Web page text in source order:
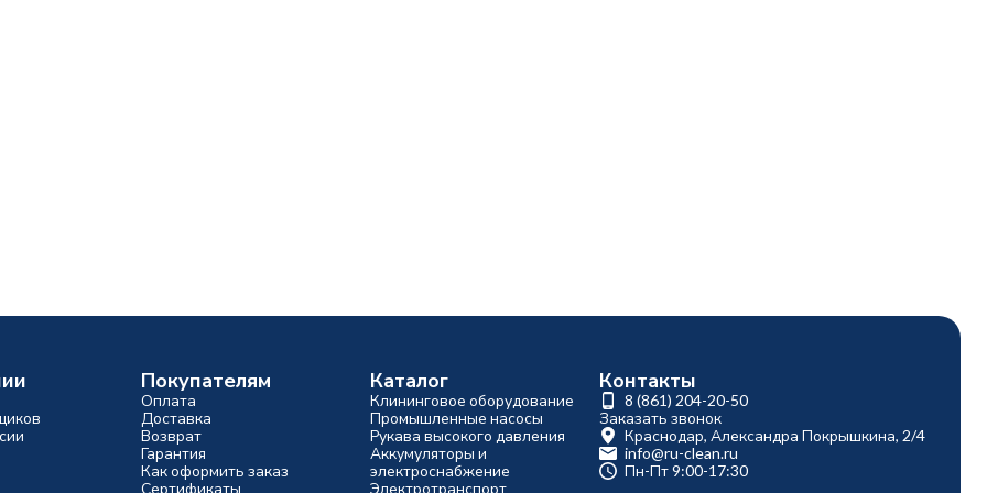
Покупателям
Оплата
Доставка
Возврат
Гарантия
Как оформить заказ
Сертификаты
Каталог
Клининговое оборудование
Промышленные насосы
Рукава высокого давления
Аккумуляторы и
электроснабжение
Электротранспорт
Контакты
8 (861) 204-20-50
Заказать звонок
Краснодар, Александра Покрышкина, 2/4
info@ru-clean.ru
Пн-Пт 9:00-17:30